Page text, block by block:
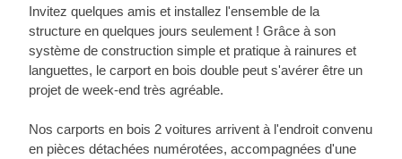
Invitez quelques amis et installez l'ensemble de la
structure en quelques jours seulement ! Grâce à son
système de construction simple et pratique à rainures et
languettes, le carport en bois double peut s'avérer être un
projet de week-end très agréable.
Nos carports en bois 2 voitures arrivent à l'endroit convenu
en pièces détachées numérotées, accompagnées d'une